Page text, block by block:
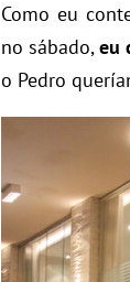
Como eu
no sábado,eu
o Pedro